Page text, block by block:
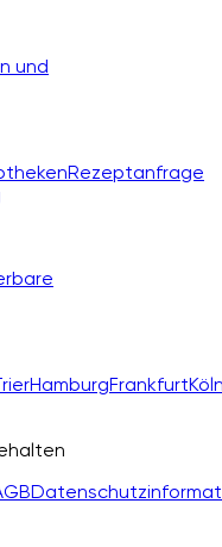
und
Rezeptanfrage
HamburgFrankfurt